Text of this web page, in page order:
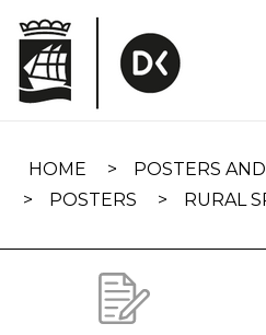
navigation
HOME
POSTERS
POSTERS
RURAL